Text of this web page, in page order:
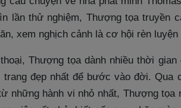
lần thử nghiệm, Thượng tọa truyền
xem nghịch cảnh là cơ hội rèn
Thượng tọa dành nhiều thời
trang đẹp nhất để bước vào đời. Qua
những hành vi nhỏ nhất, Thượng tọa